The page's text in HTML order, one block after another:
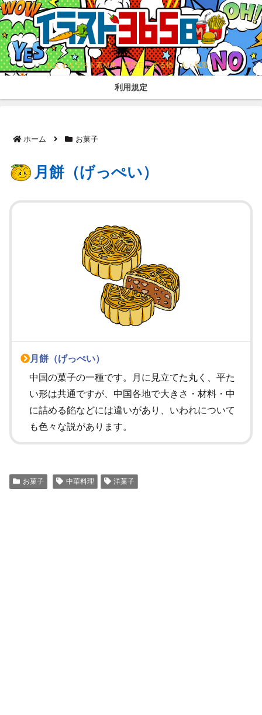
使えるイラスト素材集！普段目にする物・人・風景。
利用規定
ホーム お菓子
月餅（げっぺい）
月餅（げっぺい）
中国の菓子の一種です。月に見立てた丸く、平た
い形は共通ですが、中国各地で大きさ・材料・中
に詰める餡などには違いがあり、いわれについて
も色々な説があります。
お菓子 中華料理 洋菓子